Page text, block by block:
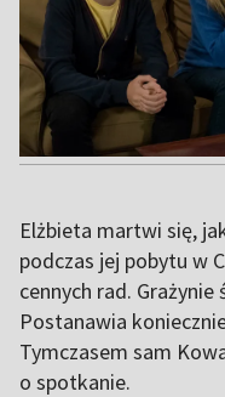
Elżbieta martwi się,
podczas jej pobytu w
cennych rad.
Postanawia
Tymczasem sam
o spotkanie.